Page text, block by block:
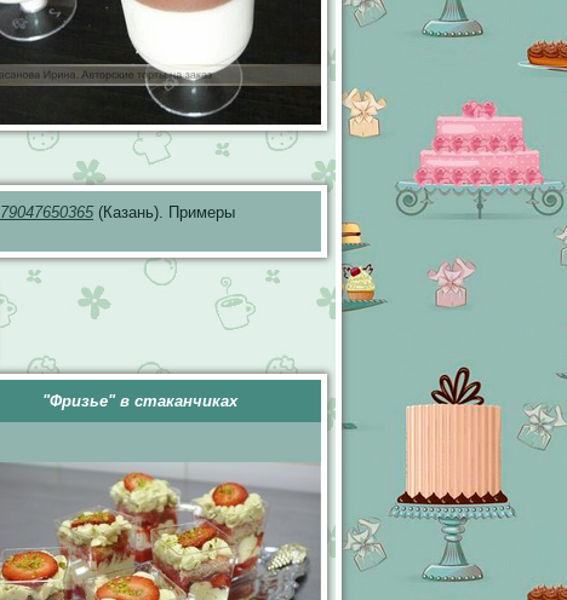
79047650365 (Казань). Примеры
"Фризье" в стаканчиках